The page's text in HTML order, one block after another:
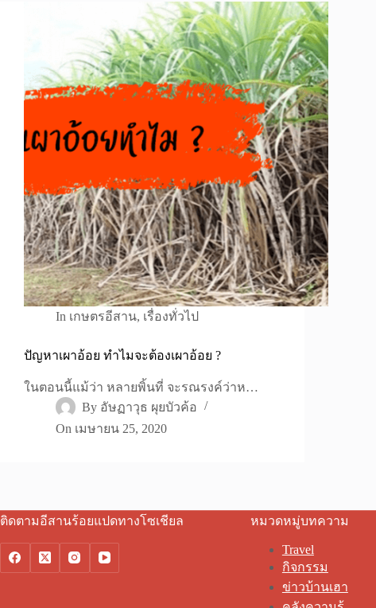
In เกษตรอีสาน, เรื่องทั่วไป
ปัญหาเผาอ้อย ทำไมจะต้องเผาอ้อย ?
ในตอนนี้แม้ว่า หลายพิ้นที่ จะรณรงค์ว่าห…
By อัษฏาวุธ ผุยบัวค้อ
On เมษายน 25, 2020
ติดตามอีสานร้อยแปดทางโซเชียล หมวดหมู่บทความ
Travel
กิจกรรม
ข่าวบ้านเฮา